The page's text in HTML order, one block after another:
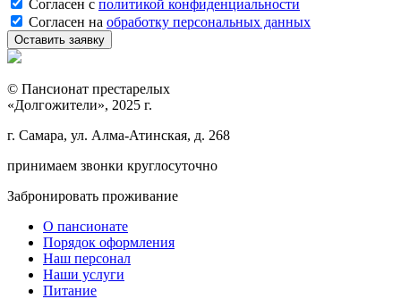
Согласен с политикой конфиденциальности
Согласен на обработку персональных данных
© Пансионат престарелых
«Долгожители», 2025 г.
г. Самара, ул. Алма-Атинская, д. 268
принимаем звонки круглосуточно
Забронировать проживание
О пансионате
Порядок оформления
Наш персонал
Наши услуги
Питание